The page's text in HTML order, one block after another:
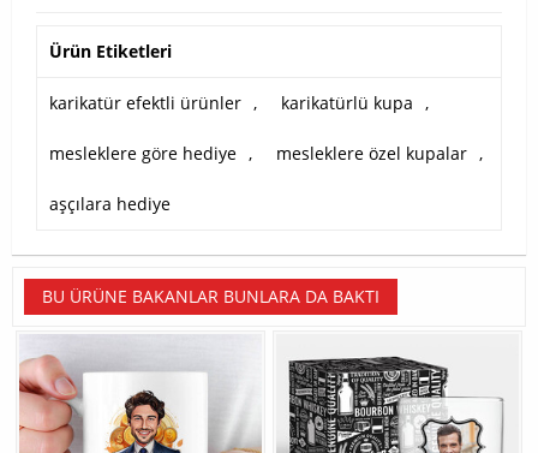
Ürün Etiketleri
karikatür efektli ürünler , karikatürlü kupa ,
mesleklere göre hediye , mesleklere özel kupalar ,
aşçılara hediye
BU ÜRÜNE BAKANLAR BUNLARA DA BAKTI